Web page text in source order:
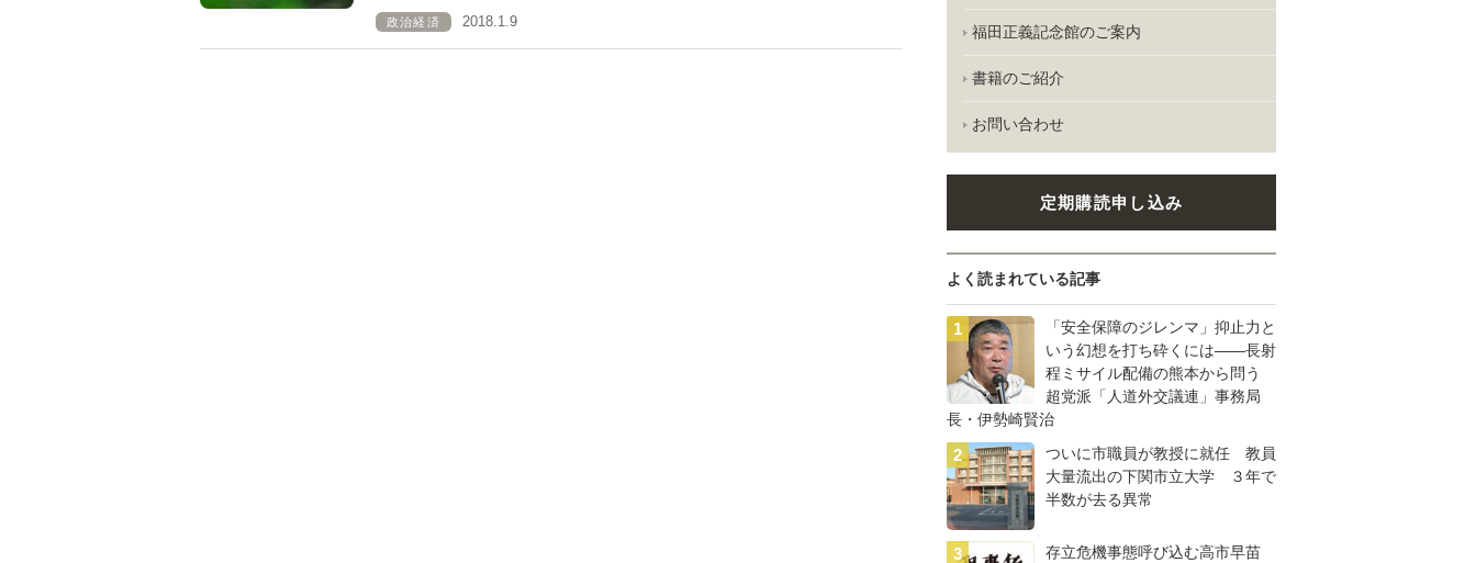
政治経済 2018.1.9
福田正義記念館のご案内
書籍のご紹介
お問い合わせ
定期購読申し込み
よく読まれている記事
「安全保障のジレンマ」抑止力と
いう幻想を打ち砕くには――長射
程ミサイル配備の熊本から問う
超党派「人道外交議連」事務局
長・伊勢崎賢治
ついに市職員が教授に就任 教員
大量流出の下関市立大学 ３年で
半数が去る異常
存立危機事態呼び込む高市早苗